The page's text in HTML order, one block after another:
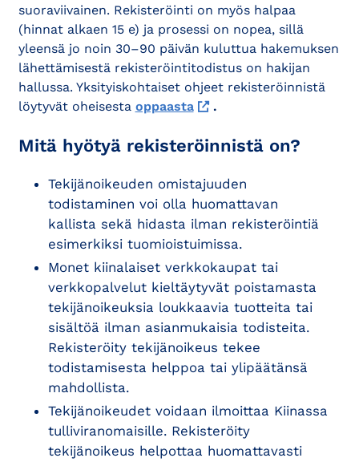
suoraviivainen. Rekisteröinti on myös halpaa
(hinnat alkaen 15 e) ja prosessi on nopea, sillä
yleensä jo noin 30–90 päivän kuluttua hakemuksen
lähettämisestä rekisteröintitodistus on hakijan
hallussa. Yksityiskohtaiset ohjeet rekisteröinnistä
löytyvät oheisesta oppaasta .
Mitä hyötyä rekisteröinnistä on?
Tekijänoikeuden omistajuuden
todistaminen voi olla huomattavan
kallista sekä hidasta ilman rekisteröintiä
esimerkiksi tuomioistuimissa.
Monet kiinalaiset verkkokaupat tai
verkkopalvelut kieltäytyvät poistamasta
tekijänoikeuksia loukkaavia tuotteita tai
sisältöä ilman asianmukaisia todisteita.
Rekisteröity tekijänoikeus tekee
todistamisesta helppoa tai ylipäätänsä
mahdollista.
Tekijänoikeudet voidaan ilmoittaa Kiinassa
tulliviranomaisille. Rekisteröity
tekijänoikeus helpottaa huomattavasti